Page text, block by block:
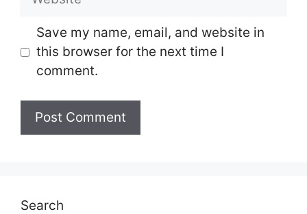
Save my name, email, and website in
this browser for the next time I
comment.
Search